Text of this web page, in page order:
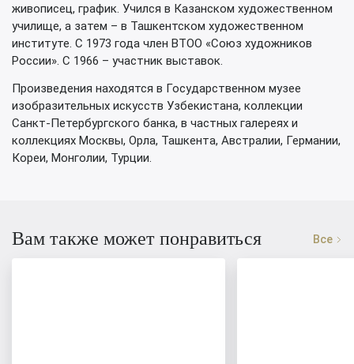
живописец, график. Учился в Казанском художественном
училище, а затем – в Ташкентском художественном
институте. С 1973 года член ВТОО «Союз художников
России». С 1966 – участник выставок.
Произведения находятся в Государственном музее
изобразительных искусств Узбекистана, коллекции
Санкт-Петербургского банка, в частных галереях и
коллекциях Москвы, Орла, Ташкента, Австралии, Германии,
Кореи, Монголии, Турции.
Вам также может понравиться Все